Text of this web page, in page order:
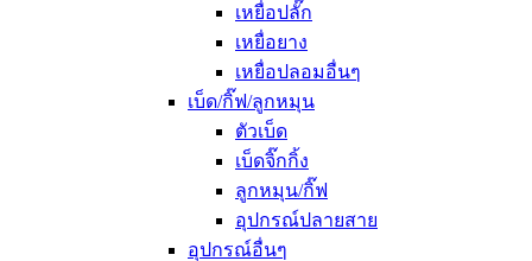
เหยื่อปลั๊ก
เหยื่อยาง
เหยื่อปลอมอื่นๆ
เบ็ด/กิ๊ฟ/ลูกหมุน
ตัวเบ็ด
เบ็ดจิ๊กกิ้ง
ลูกหมุน/กิ๊ฟ
อุปกรณ์ปลายสาย
อุปกรณ์อื่นๆ